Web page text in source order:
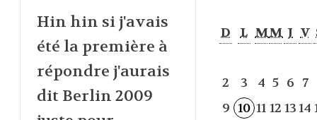
Hin hin si j'avais
été la première à
répondre j'aurais
dit Berlin 2009
D L MM J V
2 3 4 5 6 7
9 10 11 12 1314